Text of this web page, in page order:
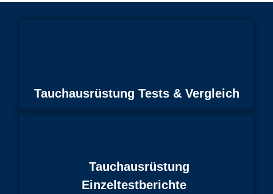
Tauchausrüstung Tests & Vergleich
Tauchausrüstung
Einzeltestberichte